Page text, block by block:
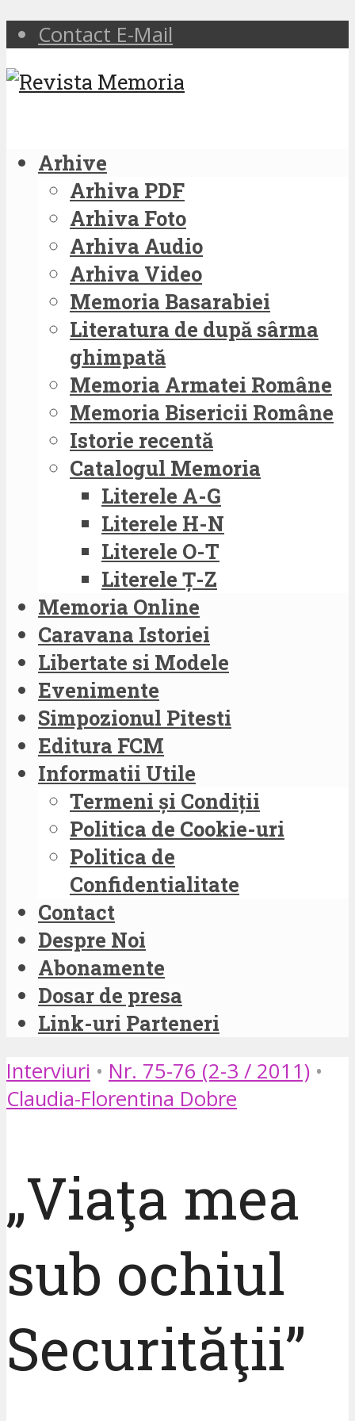
Contact E-Mail
Arhive
Arhiva PDF
Arhiva Foto
Arhiva Audio
Arhiva Video
Memoria Basarabiei
Literatura de după sârma
ghimpată
Memoria Armatei Române
Memoria Bisericii Române
Istorie recentă
Catalogul Memoria
Literele A-G
Literele H-N
Literele O-T
Literele Ț-Z
Memoria Online
Caravana Istoriei
Libertate si Modele
Evenimente
Simpozionul Pitesti
Editura FCM
Informatii Utile
Termeni și Condiții
Politica de Cookie-uri
Politica de
Confidentialitate
Contact
Despre Noi
Abonamente
Dosar de presa
Link-uri Parteneri
Interviuri • Nr. 75-76 (2-3 / 2011) •
Claudia-Florentina Dobre
„Viaţa mea
sub ochiul
Securităţii”